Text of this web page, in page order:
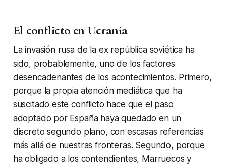
El conflicto en Ucrania
La invasión rusa de la ex república soviética ha
sido, probablemente, uno de los factores
desencadenantes de los acontecimientos. Primero,
porque la propia atención mediática que ha
suscitado este conflicto hace que el paso
adoptado por España haya quedado en un
discreto segundo plano, con escasas referencias
más allá de nuestras fronteras. Segundo, porque
ha obligado a los contendientes, Marruecos y